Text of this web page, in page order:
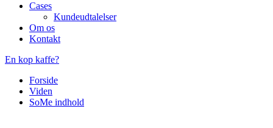
Cases
Kundeudtalelser
Om os
Kontakt
En kop kaffe?
Forside
Viden
SoMe indhold